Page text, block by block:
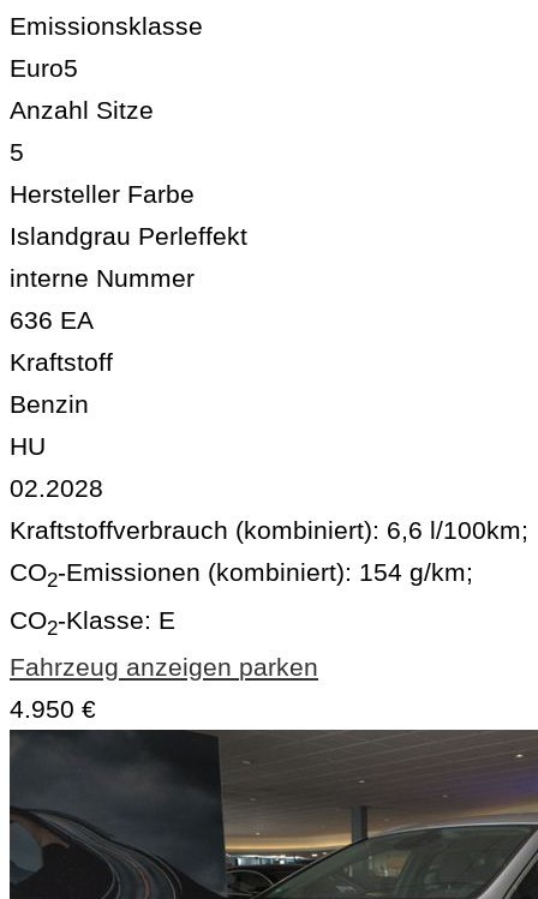
Emissionsklasse
Euro5
Anzahl Sitze
5
Hersteller Farbe
Islandgrau Perleffekt
interne Nummer
636 EA
Kraftstoff
Benzin
HU
02.2028
Kraftstoffverbrauch (kombiniert): 6,6 l/100km;
CO2-Emissionen (kombiniert): 154 g/km;
CO2-Klasse: E
Fahrzeug anzeigen parken
4.950 €